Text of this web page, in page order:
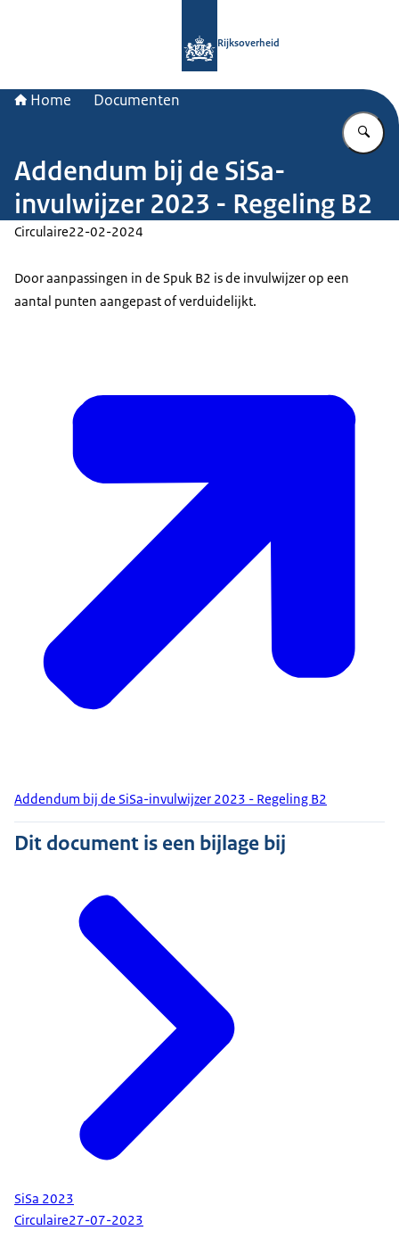
Rijksoverheid
Home Documenten
Addendum bij de SiSa-
invulwijzer 2023 - Regeling B2
Circulaire22-02-2024
Door aanpassingen in de Spuk B2 is de invulwijzer op een
aantal punten aangepast of verduidelijkt.
Addendum bij de SiSa-invulwijzer 2023 - Regeling B2
Dit document is een bijlage bij
SiSa 2023
Circulaire27-07-2023